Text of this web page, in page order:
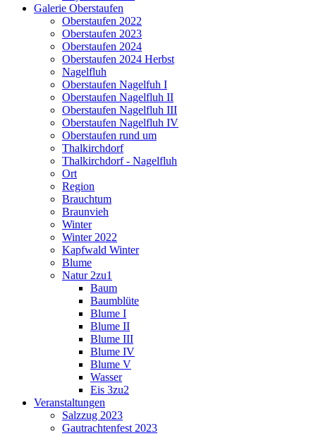
Galerie Oberstaufen
Oberstaufen 2022
Oberstaufen 2023
Oberstaufen 2024
Oberstaufen 2024 Herbst
Nagelfluh
Oberstaufen Nagelfuh I
Oberstaufen Nagelfluh II
Oberstaufen Nagelfluh III
Oberstaufen Nagelfluh IV
Oberstaufen rund um
Thalkirchdorf
Thalkirchdorf - Nagelfluh
Ort
Region
Brauchtum
Braunvieh
Winter
Winter 2022
Kapfwald Winter
Blume
Natur 2zu1
Baum
Baumblüte
Blume I
Blume II
Blume III
Blume IV
Blume V
Wasser
Eis 3zu2
Veranstaltungen
Salzzug 2023
Gautrachtenfest 2023